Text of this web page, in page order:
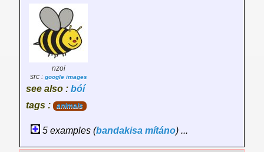
nzoi
src : google images
see also : bóí
tags :
animals
5 examples (bandakisa mítáno) ...